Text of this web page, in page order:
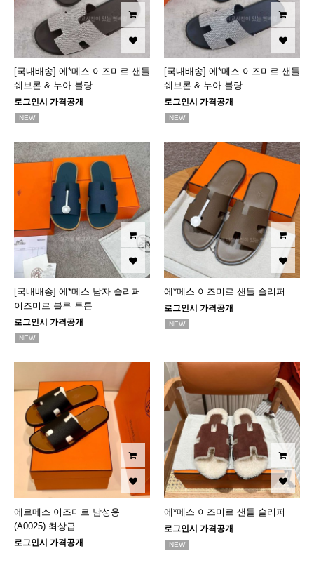
[국내배송] 에*메스 이즈미르 샌들
쉐브론 & 누아 블랑
로그인시 가격공개
NEW
[국내배송] 에*메스 이즈미르 샌들
쉐브론 & 누아 블랑
로그인시 가격공개
NEW
[국내배송] 에*메스 남자 슬리퍼
이즈미르 블루 투톤
로그인시 가격공개
NEW
에*메스 이즈미르 샌들 슬리퍼
로그인시 가격공개
NEW
에르메스 이즈미르 남성용
(A0025) 최상급
로그인시 가격공개
에*메스 이즈미르 샌들 슬리퍼
로그인시 가격공개
NEW